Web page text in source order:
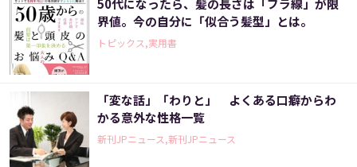
50代になったら、髪の長さは「ブラ線」が限
界値。今の自分に「似合う髪型」とは。
トピックス,実用書
「変な話」「わりと」 よくある口癖からわ
かる意外な性格一覧
新刊JPニュース,新刊JPニュース